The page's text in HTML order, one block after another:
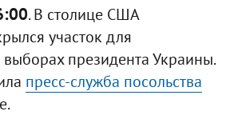
. В столице США
участок для
президента Украины.
пресс-служба посольства